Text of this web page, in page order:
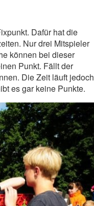
Dafür hat die
Nur drei Mitspieler
können bei dieser
Punkt. Fällt der
Die Zeit läuft jedoch
es gar keine Punkte.